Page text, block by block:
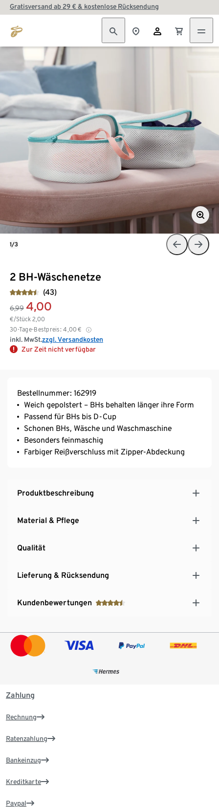
Gratisversand ab 29 € & kostenlose Rücksendung
2 BH-Wäschenetze
(43)
6,99 4,00
€/Stück 2,00
30-Tage-Bestpreis: 4,00 €
inkl. MwSt.zzgl. Versandkosten
Zur Zeit nicht verfügbar
1/3
Bestellnummer: 162919
Weich gepolstert – BHs behalten länger ihre Form
Passend für BHs bis D-Cup
Schonen BHs, Wäsche und Waschmaschine
Besonders feinmaschig
Farbiger Reißverschluss mit Zipper-Abdeckung
Produktbeschreibung
Material & Pflege
Qualität
Lieferung & Rücksendung
Kundenbewertungen
Zahlung
Rechnung
Ratenzahlung
Bankeinzug
Kreditkarte
Paypal